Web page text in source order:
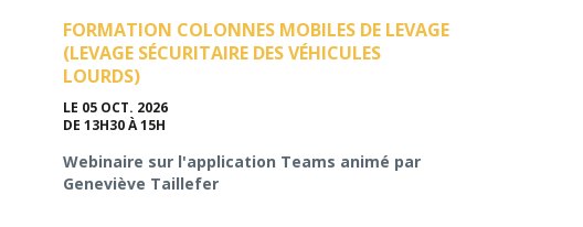
FORMATION COLONNES MOBILES DE LEVAGE
(LEVAGE SÉCURITAIRE DES VÉHICULES
LOURDS)
LE 05 OCT. 2026
DE 13H30 À 15H
Webinaire sur l'application Teams animé par
Geneviève Taillefer